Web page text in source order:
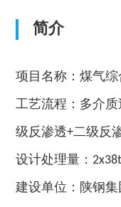
简介
项目名称：煤气综
工艺流程：多介
级反渗透+二级反
设计处理量：
建设单位：陕钢